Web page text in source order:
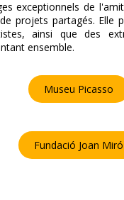
exceptionnels de
projets partagés. Elle
ainsi que des
ensemble.
Museu Picasso
Fundació Joan Miró